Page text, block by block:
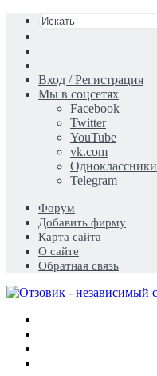
статья
Вход / Регистрация
Мы в соцсетях
Facebook
Twitter
YouTube
vk.com
Одноклассники
Telegram
Форум
Добавить фирму
Карта сайта
О сайте
Обратная связь